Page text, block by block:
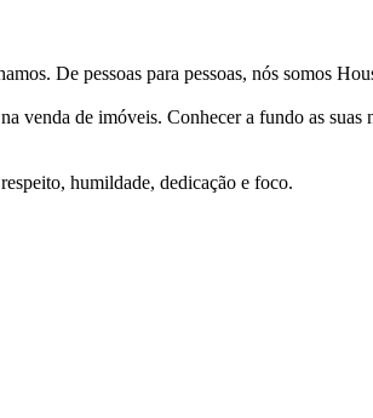
De pessoas para pessoas, nós somos
venda de imóveis. Conhecer a fundo as
humildade, dedicação e foco.